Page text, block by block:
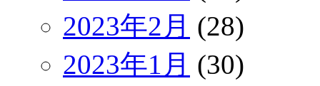
2023年2月 (28)
2023年1月 (30)